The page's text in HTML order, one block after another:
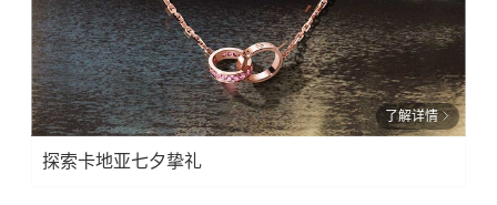
了解详情
探索卡地亚七夕挚礼